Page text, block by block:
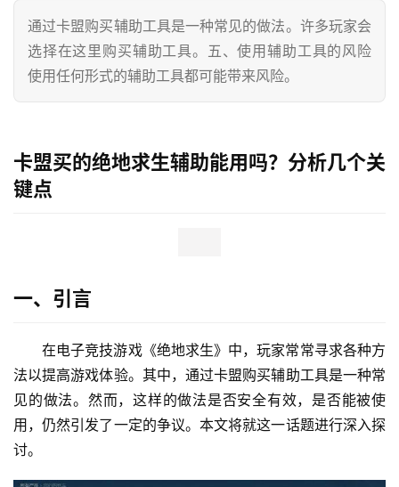
通过卡盟购买辅助工具是一种常见的做法。许多玩家会
选择在这里购买辅助工具。五、使用辅助工具的风险
使用任何形式的辅助工具都可能带来风险。
卡盟买的绝地求生辅助能用吗？分析几个关
键点
一、引言
在电子竞技游戏《绝地求生》中，玩家常常寻求各种方
法以提高游戏体验。其中，通过卡盟购买辅助工具是一种常
见的做法。然而，这样的做法是否安全有效，是否能被使
用，仍然引发了一定的争议。本文将就这一话题进行深入探
讨。